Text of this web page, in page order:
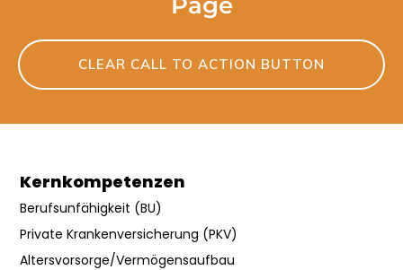
CLEAR CALL TO ACTION BUTTON
Kernkompetenzen
Berufsunfähigkeit (BU)
Private Krankenversicherung (PKV)
Altersvorsorge/Vermögensaufbau